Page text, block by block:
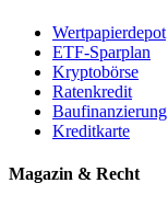
Wertpapierdepot
ETF-Sparplan
Kryptobörse
Ratenkredit
Baufinanzierung
Kreditkarte
Magazin & Recht